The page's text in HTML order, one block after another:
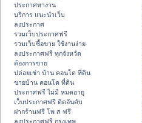
ประกาศหางาน
บริการ แนะนำเว็บ
ลงประกาศ
รวมเว็บประกาศฟรี
รวมเว็บซื้อขาย ใช้งานง่าย
ลงประกาศฟรี ทุกจังหวัด
ต้องการขาย
ปล่อยเช่า บ้าน คอนโด ที่ดิน
ขายบ้าน คอนโด ที่ดิน
ประกาศฟรี ไม่มี หมดอายุ
เว็บประกาศฟรี ติดอันดับ
ฝากร้านฟรี โพ ส ฟรี
ลงประกาศฟรี กรุงเทพ